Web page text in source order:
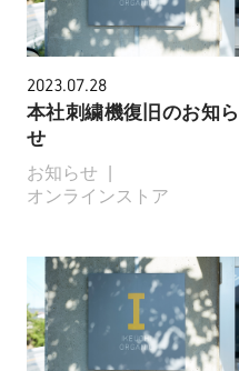
2023.07.28
本社刺繍機復旧のお知ら
せ
お知らせ
オンラインストア